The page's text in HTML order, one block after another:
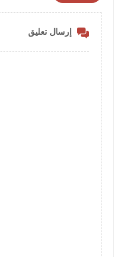
إرسال تعليق